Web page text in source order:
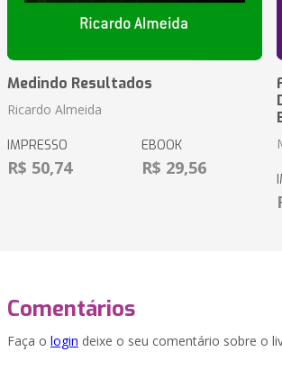
Medindo Resultados
Ricardo Almeida
IMPRESSO
R$ 50,74
EBOOK
R$ 29,56
Comentários
Faça o login deixe o seu comentário sobre o